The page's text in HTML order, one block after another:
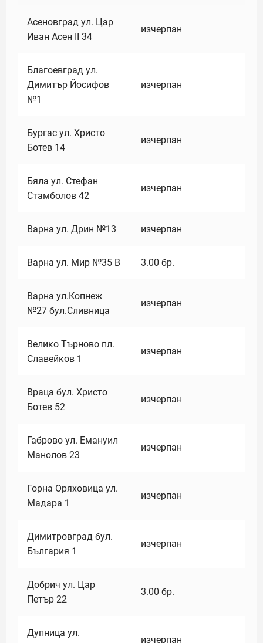
Асеновград ул. Цар
Иван Асен II 34
изчерпан
Благоевград ул.
Димитър Йосифов
№1
изчерпан
Бургас ул. Христо
Ботев 14
изчерпан
Бяла ул. Стефан
Стамболов 42
изчерпан
Варна ул. Дрин №13 изчерпан
Варна ул. Мир №35 В 3.00 бр.
Варна ул.Копнеж
№27 бул.Сливница
изчерпан
Велико Търново пл.
Славейков 1
изчерпан
Враца бул. Христо
Ботев 52
изчерпан
Габрово ул. Емануил
Манолов 23
изчерпан
Горна Оряховица ул.
Мадара 1
изчерпан
Димитровград бул.
България 1
изчерпан
Добрич ул. Цар
Петър 22
3.00 бр.
Дупница ул.
изчерпан